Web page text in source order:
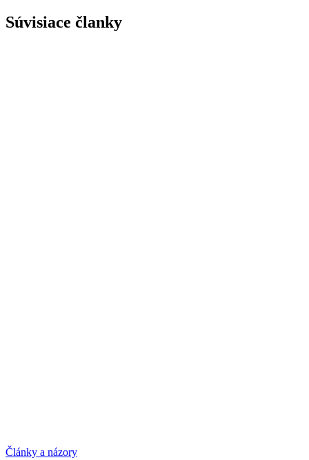
Súvisiace članky
Články a názory